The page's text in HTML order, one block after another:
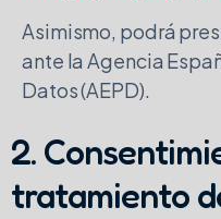
Asimismo, podrá
ante la Agencia
Datos (AEPD).
2.
tratamiento